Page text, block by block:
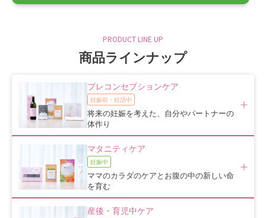
PRODUCT LINE UP
商品ラインナップ
プレコンセプションケア
妊娠前・妊活中
将来の妊娠を考えた、自分やパートナーの
体作り
マタニティケア
妊娠中
ママのカラダのケアとお腹の中の新しい命
を育む
産後・育児中ケア